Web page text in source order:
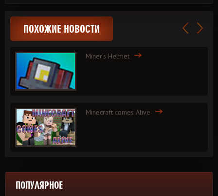
ПОХОЖИЕ НОВОСТИ
Miner's Helmet
Minecraft comes Alive
ПОПУЛЯРНОЕ